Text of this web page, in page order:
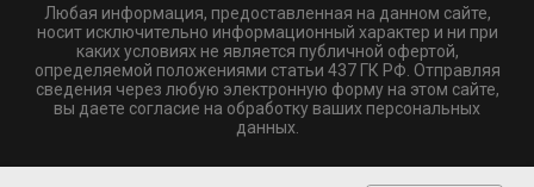
Любая информация, предоставленная на данном сайте,
носит исключительно информационный характер и ни при
каких условиях не является публичной офертой,
определяемой положениями статьи 437 ГК РФ. Отправляя
сведения через любую электронную форму на этом сайте,
вы даете согласие на обработку ваших персональных
данных.